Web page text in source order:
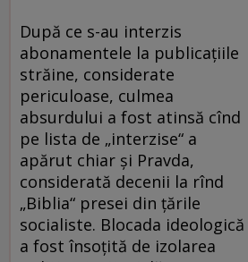
După ce s-au interzis
abonamentele la publicaţiile
străine, considerate
periculoase, culmea
absurdului a fost atinsă cînd
pe lista de „interzise“ a
apărut chiar şi Pravda,
considerată decenii la rînd
„Biblia“ presei din ţările
socialiste. Blocada ideologică
a fost însoţită de izolarea